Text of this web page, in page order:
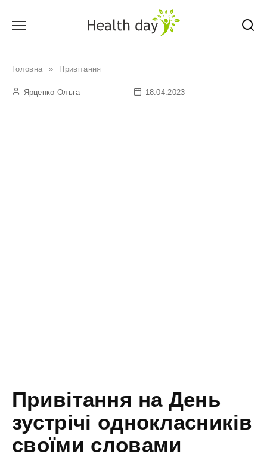
Головна » Привітання
Ярценко Ольга 18.04.2023
Привітання на День
зустрічі однокласників
своїми словами